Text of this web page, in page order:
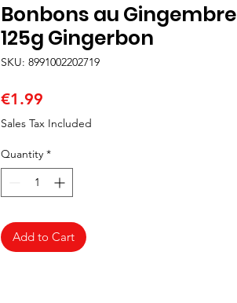
Bonbons au Gingembre
125g Gingerbon
SKU: 8991002202719
€1.99
Sales Tax Included
Quantity *
Add to Cart